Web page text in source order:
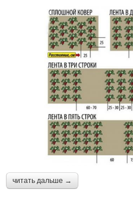
читать дальше →